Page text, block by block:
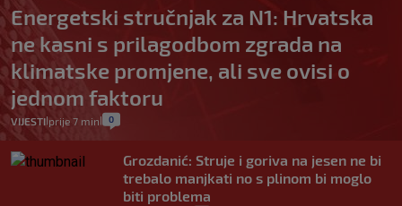
Energetski stručnjak za N1: Hrvatska
ne kasni s prilagodbom zgrada na
klimatske promjene, ali sve ovisi o
jednom faktoru
VIJESTI prije 7 min 0
Grozdanić: Struje i goriva na jesen ne bi
trebalo manjkati no s plinom bi moglo
biti problema